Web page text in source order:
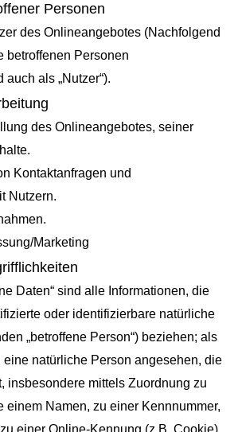
Personen
des Onlineangebotes (Nachfolgend
betroffenen Personen
als „Nutzer“).
des Onlineangebotes, seiner
Kontaktanfragen und
Nutzern.
Marketing
Daten“ sind alle Informationen, die
oder identifizierbare natürliche
„betroffene Person“) beziehen; als
natürliche Person angesehen, die
insbesondere mittels Zuordnung zu
einem Namen, zu einer Kennnummer,
einer Online-Kennung (z.B. Cookie)